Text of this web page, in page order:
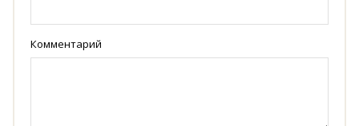
Комментарий